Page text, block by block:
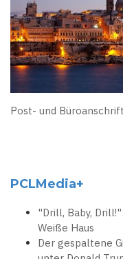
Post- und
PCLMedia+
"Drill, Baby,
Weiße Haus
Der gespaltene